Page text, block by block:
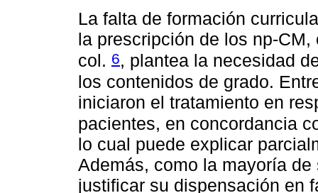
La falta de formación
la prescripción de los np-
col. 6, plantea la necesidad
los contenidos de grado.
iniciaron el tratamiento en
pacientes, en concordancia
lo cual puede explicar
Además, como la mayoría
justificar su dispensación en